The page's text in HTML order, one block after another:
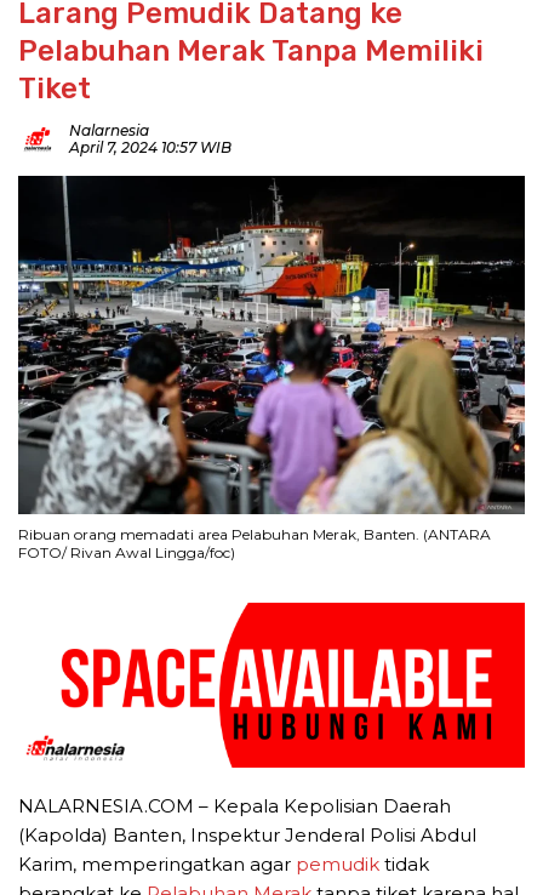
Larang Pemudik Datang ke
Pelabuhan Merak Tanpa Memiliki
Tiket
Nalarnesia
April 7, 2024 10:57 WIB
Ribuan orang memadati area Pelabuhan Merak, Banten. (ANTARA
FOTO/ Rivan Awal Lingga/foc)
NALARNESIA.COM – Kepala Kepolisian Daerah
(Kapolda) Banten, Inspektur Jenderal Polisi Abdul
Karim, memperingatkan agar pemudik tidak